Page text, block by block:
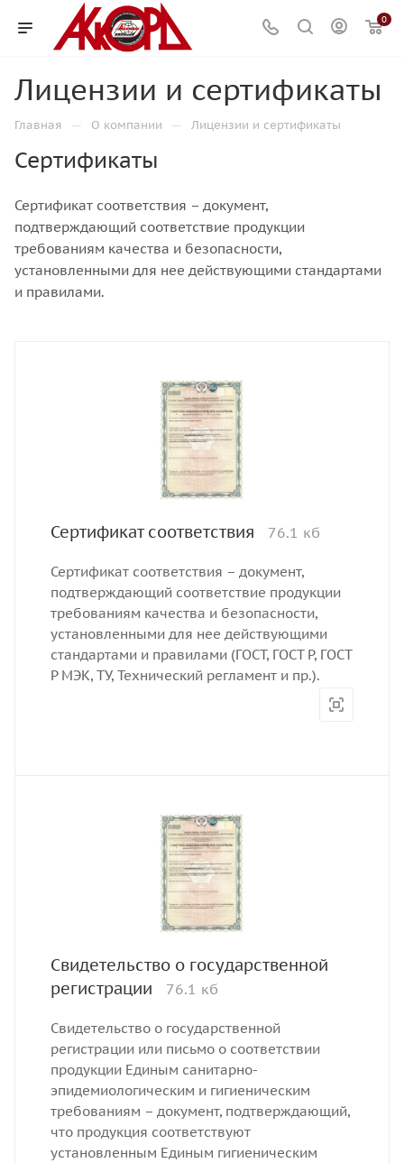
0
Лицензии и сертификаты
Главная — О компании — Лицензии и сертификаты
Сертификаты
Сертификат соответствия – документ,
подтверждающий соответствие продукции
требованиям качества и безопасности,
установленными для нее действующими стандартами
и правилами.
Сертификат соответствия 76.1 кб
Сертификат соответствия – документ,
подтверждающий соответствие продукции
требованиям качества и безопасности,
установленными для нее действующими
стандартами и правилами (ГОСТ, ГОСТ Р, ГОСТ
Р МЭК, ТУ, Технический регламент и пр.).
Свидетельство о государственной
регистрации
76.1 кб
Свидетельство о государственной
регистрации или письмо о соответствии
продукции Единым санитарно-
эпидемиологическим и гигиеническим
требованиям – документ, подтверждающий,
что продукция соответствуют
установленным Единым гигиеническим